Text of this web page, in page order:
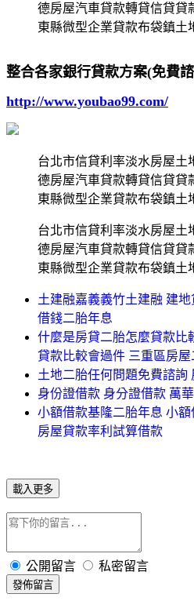
德房屋汽車貸款轉貸信貸貸
東縣微型企業貸款布袋鎮土
整合各家銀行貸款方案(免費諮
http://www.youbao99.com/
台北市信貸利率淡水房屋土
德房屋汽車貸款轉貸信貸貸
東縣微型企業貸款布袋鎮土
台北市信貸利率淡水房屋土
德房屋汽車貸款轉貸信貸貸
東縣微型企業貸款布袋鎮土
土建融嘉義義竹土建融 建
借錢二胎年息
什麼是房貸二胎怎麼貸款比
貸款比較會過件 三重區房屋
土地二胎任何問題免費諮詢
身份證借款 身分證借款 萬
小額借款基隆二胎年息 小
房屋貸款率利試算借款
載入更多
公開留言 私密留言
發佈留言